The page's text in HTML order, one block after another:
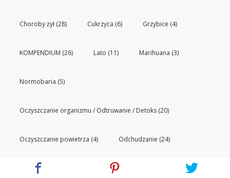
Choroby żył (28) Cukrzyca (6) Grzybice (4)
KOMPENDIUM (26) Lato (11) Marihuana (3)
Normobaria (5)
Oczyszczanie organizmu / Odtruwanie / Detoks (20)
Oczyszczanie powietrza (4) Odchudzanie (24)
Odporność organizmu Oparzenia